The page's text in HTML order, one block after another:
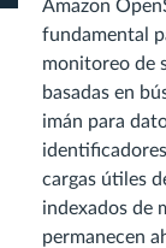
Amazon
fundamental
monitoreo de
basadas en
imán para
cargas útiles
indexados de
permanecen